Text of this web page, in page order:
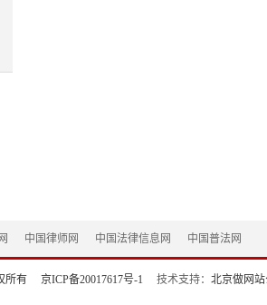
中国律师网 中国法律信息网 中国普法网
所有 京ICP备20017617号-1 技术支持： 北京做网